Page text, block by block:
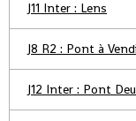
J11 Inter : Lens
J8 R2 : Pont à
J12 Inter : Pont